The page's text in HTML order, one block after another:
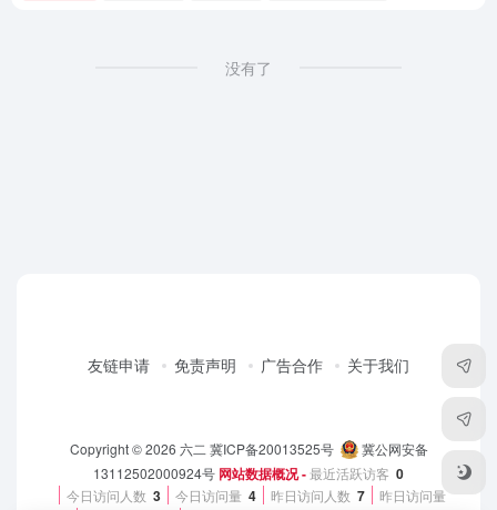
没有了
友链申请 免责声明 广告合作 关于我们
Copyright © 2026 六二 冀ICP备20013525号
冀公网安备
13112502000924号 网站数据概况 -最近活跃访客 0
今日访问人数 3 今日访问量 4 昨日访问人数 7 昨日访问量